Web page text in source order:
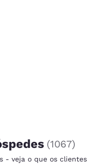
(1067)
- veja o que os clientes